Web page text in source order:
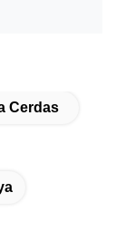
Cerdas